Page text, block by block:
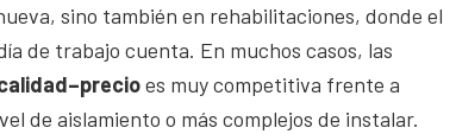
sino también en rehabilitaciones, donde el
de trabajo cuenta. En muchos casos, las
es muy competitiva frente a
de aislamiento o más complejos de instalar.